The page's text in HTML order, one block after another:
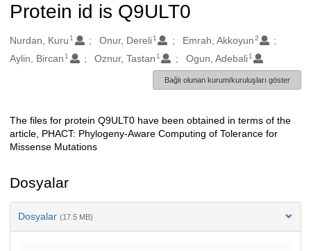
Protein id is Q9ULT0
Oluşturanlar
Nurdan, Kuru 1 Onur, Dereli 1 Emrah, Akkoyun2
Aylin, Bircan 1 Oznur, Tastan 1 Ogun, Adebali 1
Bağlı olunan kurum/kuruluşları göster
Açıklama
The files for protein Q9ULT0 have been obtained in terms of the
article, PHACT: Phylogeny-Aware Computing of Tolerance for
Missense Mutations
Dosyalar
Dosyalar (17.5 MB)